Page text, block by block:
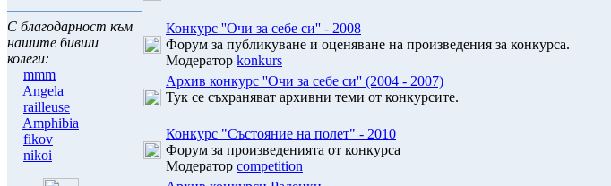
С благодарност към
нашите бивши
колеги:
mmm
Angela
railleuse
Amphibia
fikov
nikoi
Конкурс ''Очи за себе си'' - 2008
Форум за публикуване и оценяване на произведения за конкурса.
Модератор konkurs
Архив конкурс ''Очи за себе си'' (2004 - 2007)
Тук се съхраняват архивни теми от конкурсите.
Конкурс "Състояние на полет" - 2010
Форум за произведенията от конкурса
Модератор competition